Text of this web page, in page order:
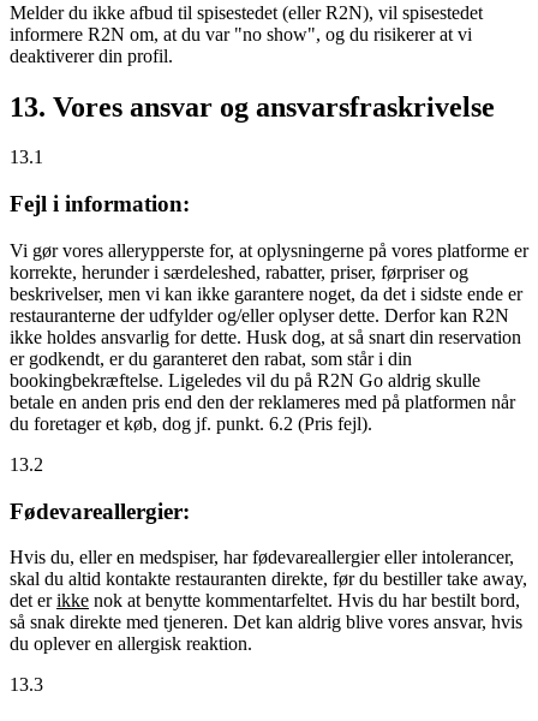
Melder du ikke afbud til spisestedet (eller R2N), vil spisestedet
informere R2N om, at du var "no show", og du risikerer at vi
deaktiverer din profil.
13. Vores ansvar og ansvarsfraskrivelse
13.1
Fejl i information:
Vi gør vores allerypperste for, at oplysningerne på vores platforme er
korrekte, herunder i særdeleshed, rabatter, priser, førpriser og
beskrivelser, men vi kan ikke garantere noget, da det i sidste ende er
restauranterne der udfylder og/eller oplyser dette. Derfor kan R2N
ikke holdes ansvarlig for dette. Husk dog, at så snart din reservation
er godkendt, er du garanteret den rabat, som står i din
bookingbekræftelse. Ligeledes vil du på R2N Go aldrig skulle
betale en anden pris end den der reklameres med på platformen når
du foretager et køb, dog jf. punkt. 6.2 (Pris fejl).
13.2
Fødevareallergier:
Hvis du, eller en medspiser, har fødevareallergier eller intolerancer,
skal du altid kontakte restauranten direkte, før du bestiller take away,
det erikke nok at benytte kommentarfeltet. Hvis du har bestilt bord,
så snak direkte med tjeneren. Det kan aldrig blive vores ansvar, hvis
du oplever en allergisk reaktion.
13.3